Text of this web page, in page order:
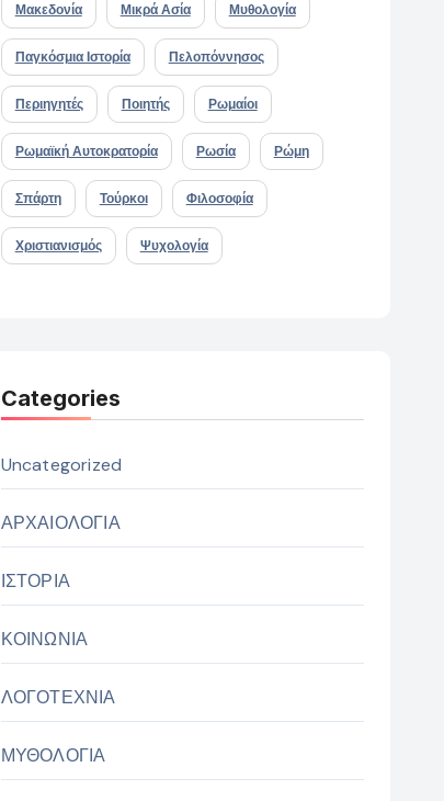
Μακεδονία Μικρά Ασία Μυθολογία
Παγκόσμια Ιστορία Πελοπόννησος
Περιηγητές Ποιητής Ρωμαίοι
Ρωμαϊκή Αυτοκρατορία Ρωσία Ρώμη
Σπάρτη Τούρκοι Φιλοσοφία
Χριστιανισμός Ψυχολογία
Categories
Uncategorized
ΑΡΧΑΙΟΛΟΓΙΑ
ΙΣΤΟΡΙΑ
ΚΟΙΝΩΝΙΑ
ΛΟΓΟΤΕΧΝΙΑ
ΜΥΘΟΛΟΓΙΑ